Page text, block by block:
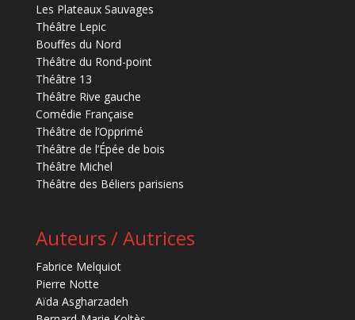
Les Plateaux Sauvages
Théâtre Lepic
Bouffes du Nord
Théâtre du Rond-point
Théâtre 13
Théâtre Rive gauche
Comédie Française
Théâtre de l’Opprimé
Théâtre de l’Épée de bois
Théâtre Michel
Théâtre des Béliers parisiens
Auteurs / Autrices
Fabrice Melquiot
Pierre Notte
Aïda Asgharzadeh